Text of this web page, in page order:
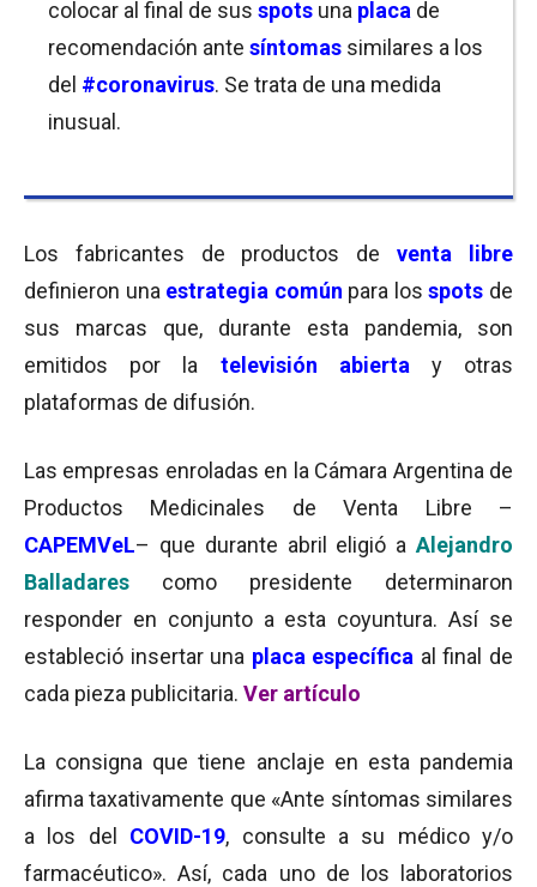
colocar al final de sus spots una placa de
recomendación ante síntomas similares a los
del #coronavirus. Se trata de una medida
inusual.
Los fabricantes de productos de venta libre
definieron una estrategia común para losspots de
sus marcas que, durante esta pandemia, son
emitidos por la televisión abierta
y otras
plataformas de difusión.
Las empresas enroladas en la Cámara Argentina de
Productos Medicinales de Venta Libre –
CAPEMVeL– que durante abril eligió a Alejandro
Balladares
como presidente determinaron
responder en conjunto a esta coyuntura. Así se
estableció insertar una placa específica al final de
cada pieza publicitaria. Ver artículo
La consigna que tiene anclaje en esta pandemia
afirma taxativamente que «Ante síntomas similares
a los del COVID-19, consulte a su médico y/o
farmacéutico». Así, cada uno de los laboratorios